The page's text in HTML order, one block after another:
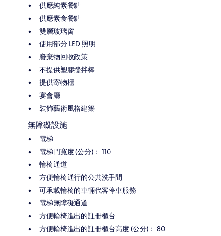
供應純素餐點
供應素食餐點
雙層玻璃窗
使用部分 LED 照明
廢棄物回收政策
不提供塑膠攪拌棒
提供寄物櫃
宴會廳
裝飾藝術風格建築
無障礙設施
電梯
電梯門寬度 (公分)： 110
輪椅通道
方便輪椅通行的公共洗手間
可承載輪椅的車輛代客停車服務
電梯無障礙通道
方便輪椅進出的註冊櫃台
方便輪椅進出的註冊櫃台高度 (公分)： 80